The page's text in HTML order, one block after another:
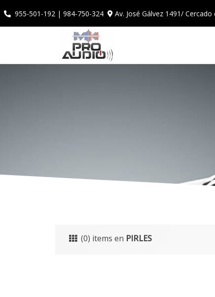
955-501-192 | 984-750-324 Av. José Gálvez 1491/ Cercado
(0) items en PIRLES